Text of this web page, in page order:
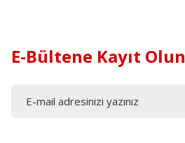
E-Bültene Kayıt Olun